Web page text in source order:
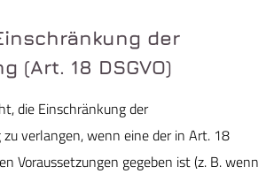
der
(Art. 18 DSGVO)
die Einschränkung der
verlangen, wenn eine der in Art. 18
Voraussetzungen gegeben ist (z. B. wenn